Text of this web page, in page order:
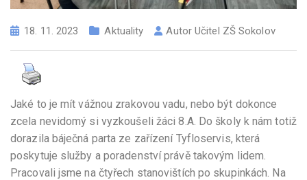
18. 11. 2023 Aktuality AutorUčitel ZŠ Sokolov
Jaké to je mít vážnou zrakovou vadu, nebo být dokonce
zcela nevidomý si vyzkoušeli žáci 8.A. Do školy k nám totiž
dorazila báječná parta ze zařízení Tyfloservis, která
poskytuje služby a poradenství právě takovým lidem.
Pracovali jsme na čtyřech stanovištích po skupinkách. Na